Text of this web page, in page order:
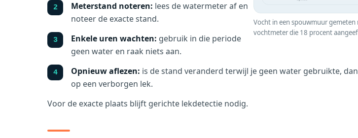
Vocht in een spouwmuur gemeten
vochtmeter die 18 procent
Meterstand noteren: lees de watermeter af en
noteer de exacte stand.
Enkele uren wachten: gebruik in die periode
geen water en raak niets aan.
Opnieuw aflezen: is de stand veranderd terwijl je geen water gebruikte,
op een verborgen lek.
Voor de exacte plaats blijft gerichte lekdetectie nodig.